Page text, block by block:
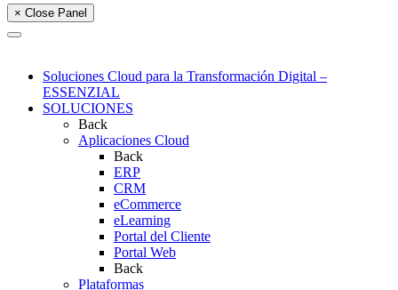
× Close Panel
Soluciones Cloud para la Transformación Digital –
ESSENZIAL
SOLUCIONES
Back
Aplicaciones Cloud
Back
ERP
CRM
eCommerce
eLearning
Portal del Cliente
Portal Web
Back
Plataformas